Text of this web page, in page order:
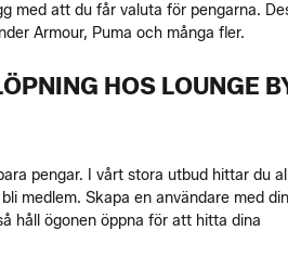
med att du får valuta för pengarna.
Armour, Puma och många fler.
HOS LOUNGE
pengar. I vårt stora utbud hittar du
medlem. Skapa en användare med
håll ögonen öppna för att hitta dina